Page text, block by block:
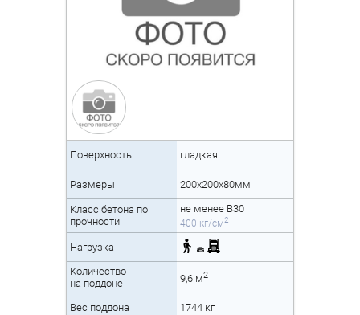
Поверхность гладкая
Размеры 200x200x80мм
Класс бетона по
прочности
не менее B30
400 кг/см2
Нагрузка
Количество
на поддоне
9,6 м2
Вес поддона 1744 кг